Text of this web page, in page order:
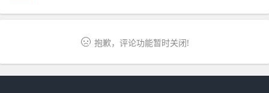
抱歉，评论功能暂时关闭!